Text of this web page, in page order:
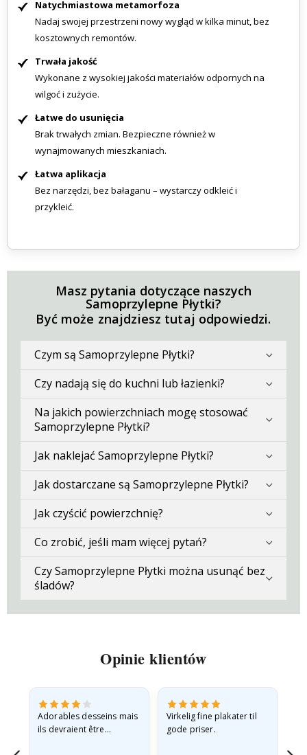
Natychmiastowa metamorfoza
Nadaj swojej przestrzeni nowy wygląd w kilka minut, bez
kosztownych remontów.
Trwała jakość
Wykonane z wysokiej jakości materiałów odpornych na
wilgoć i zużycie.
Łatwe do usunięcia
Brak trwałych zmian. Bezpieczne również w
wynajmowanych mieszkaniach.
Łatwa aplikacja
Bez narzędzi, bez bałaganu – wystarczy odkleić i
przykleić.
Masz pytania dotyczące naszych
Samoprzylepne Płytki?
Być może znajdziesz tutaj odpowiedzi.
Czym są Samoprzylepne Płytki?
Czy nadają się do kuchni lub łazienki?
Na jakich powierzchniach mogę stosować
Samoprzylepne Płytki?
Jak naklejać Samoprzylepne Płytki?
Jak dostarczane są Samoprzylepne Płytki?
Jak czyścić powierzchnię?
Co zrobić, jeśli mam więcej pytań?
Czy Samoprzylepne Płytki można usunąć bez
śladów?
Opinie klientów
Adorables desseins mais
ils devraient être
Virkelig fine plakater til
gode priser.